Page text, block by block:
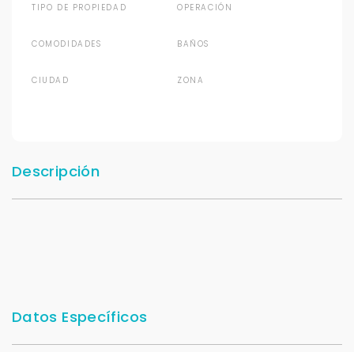
TIPO DE PROPIEDAD OPERACIÓN
COMODIDADES BAÑOS
CIUDAD ZONA
Descripción
Datos Específicos